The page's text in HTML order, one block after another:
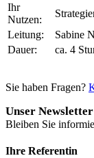
Ihr
Nutzen:
Leitung:
Sabine
Dauer:
ca. 4
Sie haben Fragen?
Unser Newsletter
Bleiben Sie
Ihre Referentin